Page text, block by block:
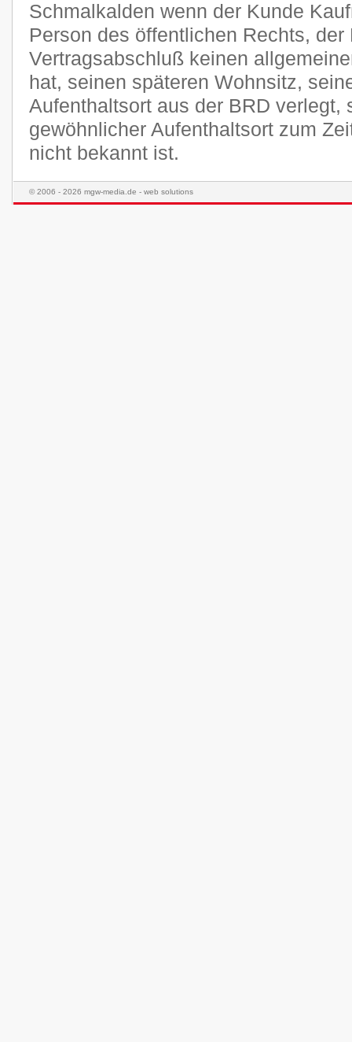
Schmalkalden wenn der Kunde
Person des öffentlichen Rechts, der
Vertragsabschluß keinen
hat, seinen späteren Wohnsitz,
Aufenthaltsort aus der BRD verlegt,
gewöhnlicher Aufenthaltsort zum
nicht bekannt ist.
© 2006 - 2026 mgw-media.de - web solutions